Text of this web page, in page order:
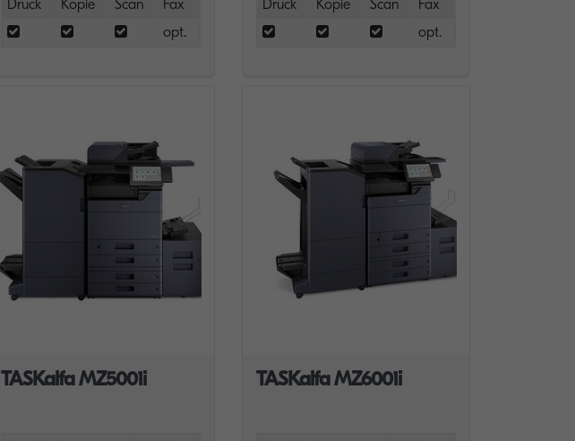
Druck
Kopie Scan
Fax
opt.
Druck
Kopie Scan
Fax
opt.
TASKalfa MZ5001i TASKalfa MZ6001i